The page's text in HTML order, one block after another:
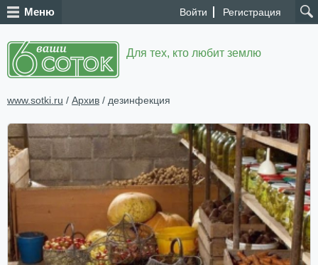
Войти Регистрация
Меню
Для тех, кто любит землю
www.sotki.ru / Архив / дезинфекция